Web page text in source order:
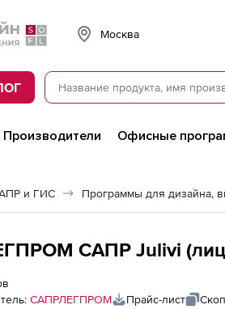
Москва
Производители Офисные
и ГИС Программы для дизайна,
САПР Julivi
САПРЛЕГПРОМ Прайс-лист